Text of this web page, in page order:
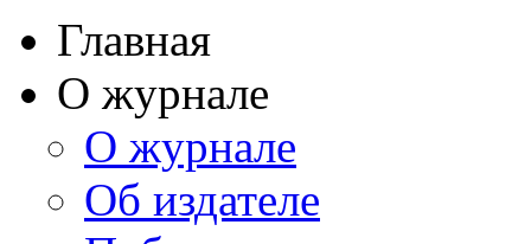
Главная
О журнале
О журнале
Об издателе